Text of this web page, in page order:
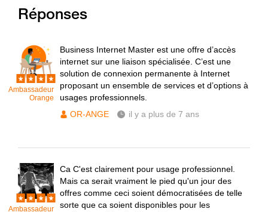
Réponses
Ambassadeur
Orange
Business Internet Master est une offre d’accès
internet sur une liaison spécialisée. C’est une
solution de connexion permanente à Internet
proposant un ensemble de services et d’options à
usages professionnels.
OR-ANGE
il y a plus de 7 ans
Ambassadeur
Ca C'est clairement pour usage professionnel.
Mais ca serait vraiment le pied qu'un jour des
offres comme ceci soient démocratisées de telle
sorte que ca soient disponibles pour les